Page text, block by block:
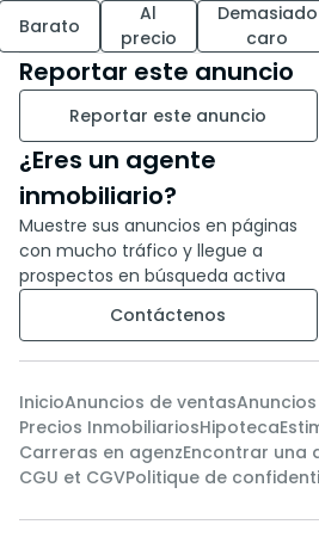
Barato
Al
precio
Demasiado
caro
Reportar este anuncio
Reportar este anuncio
¿Eres un agente
inmobiliario?
Muestre sus anuncios en páginas
con mucho tráfico y llegue a
prospectos en búsqueda activa
Contáctenos
InicioAnuncios de ventas
Precios InmobiliariosHipoteca
Carreras en agenzEncontrar una
CGU et CGVPolitique de